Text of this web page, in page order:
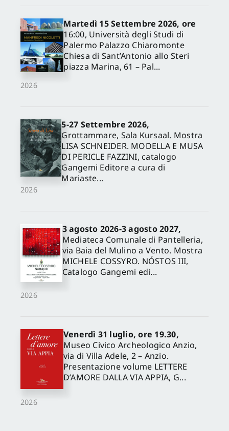
2026
Martedì 15 Settembre 2026, ore
16:00, Università degli Studi di
Palermo Palazzo Chiaromonte
Chiesa di Sant’Antonio allo Steri
piazza Marina, 61 – Pal...
2026
5-27 Settembre 2026,
Grottammare, Sala Kursaal. Mostra
LISA SCHNEIDER. MODELLA E MUSA
DI PERICLE FAZZINI, catalogo
Gangemi Editore a cura di
Mariaste...
2026
3 agosto 2026-3 agosto 2027,
Mediateca Comunale di Pantelleria,
via Baia del Mulino a Vento. Mostra
MICHELE COSSYRO. NÓSTOS III,
Catalogo Gangemi edi...
2026
Venerdì 31 luglio, ore 19.30,
Museo Civico Archeologico Anzio,
via di Villa Adele, 2 – Anzio.
Presentazione volume LETTERE
D’AMORE DALLA VIA APPIA, G...